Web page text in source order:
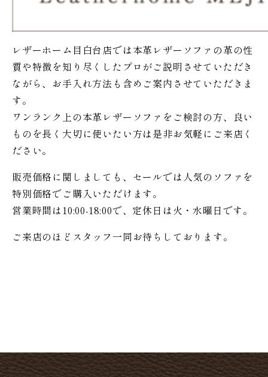
レザーホーム目白台店では本革レザーソファの革の性
質や特徴を知り尽くしたプロがご説明させていただき
ながら、お手入れ方法も含めご案内させていただきま
す。
ワンランク上の本革レザーソファをご検討の方、良い
ものを長く大切に使いたい方は是非お気軽にご来店く
ださい。
販売価格に関しましても、セールでは人気のソファを
特別価格でご購入いただけます。
営業時間は10:00-18:00で、定休日は火・水曜日です。
ご来店のほどスタッフ一同お待ちしております。